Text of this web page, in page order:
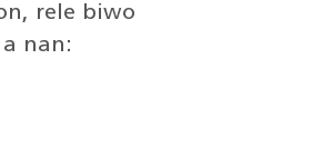
rele biwo
nan: